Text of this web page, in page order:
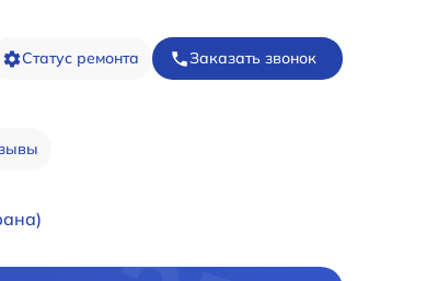
Статус ремонта Заказать звонок